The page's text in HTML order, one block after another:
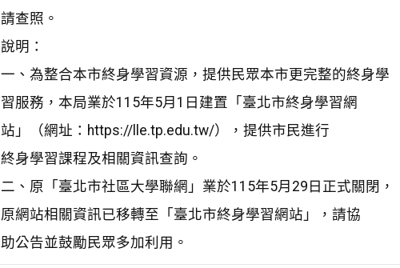
請查照。
說明：
一、為整合本市終身學習資源，提供民眾本市更完整的終身學
習服務，本局業於115年5月1日建置「臺北市終身學習網
站」（網址：https://lle.tp.edu.tw/），提供市民進行
終身學習課程及相關資訊查詢。
二、原「臺北市社區大學聯網」業於115年5月29日正式關閉，
原網站相關資訊已移轉至「臺北市終身學習網站」，請協
助公告並鼓勵民眾多加利用。